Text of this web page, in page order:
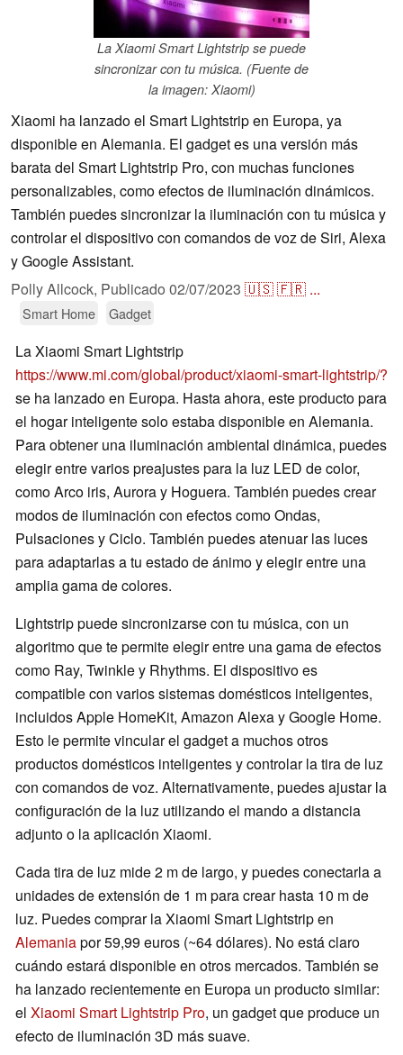
La Xiaomi Smart Lightstrip se puede
sincronizar con tu música. (Fuente de
la imagen: Xiaomi)
Xiaomi ha lanzado el Smart Lightstrip en Europa, ya
disponible en Alemania. El gadget es una versión más
barata del Smart Lightstrip Pro, con muchas funciones
personalizables, como efectos de iluminación dinámicos.
También puedes sincronizar la iluminación con tu música y
controlar el dispositivo con comandos de voz de Siri, Alexa
y Google Assistant.
Polly Allcock, Publicado 02/07/2023 🇺🇸🇫🇷 ...
Smart Home Gadget
La Xiaomi Smart Lightstrip
https://www.mi.com/global/product/xiaomi-smart-lightstrip/?
se ha lanzado en Europa. Hasta ahora, este producto para
el hogar inteligente solo estaba disponible en Alemania.
Para obtener una iluminación ambiental dinámica, puedes
elegir entre varios preajustes para la luz LED de color,
como Arco iris, Aurora y Hoguera. También puedes crear
modos de iluminación con efectos como Ondas,
Pulsaciones y Ciclo. También puedes atenuar las luces
para adaptarlas a tu estado de ánimo y elegir entre una
amplia gama de colores.
Lightstrip puede sincronizarse con tu música, con un
algoritmo que te permite elegir entre una gama de efectos
como Ray, Twinkle y Rhythms. El dispositivo es
compatible con varios sistemas domésticos inteligentes,
incluidos Apple HomeKit, Amazon Alexa y Google Home.
Esto le permite vincular el gadget a muchos otros
productos domésticos inteligentes y controlar la tira de luz
con comandos de voz. Alternativamente, puedes ajustar la
configuración de la luz utilizando el mando a distancia
adjunto o la aplicación Xiaomi.
Cada tira de luz mide 2 m de largo, y puedes conectarla a
unidades de extensión de 1 m para crear hasta 10 m de
luz. Puedes comprar la Xiaomi Smart Lightstrip en
Alemaniapor 59,99 euros (~64 dólares). No está claro
cuándo estará disponible en otros mercados. También se
ha lanzado recientemente en Europa un producto similar:
el Xiaomi Smart Lightstrip Pro, un gadget que produce un
efecto de iluminación 3D más suave.